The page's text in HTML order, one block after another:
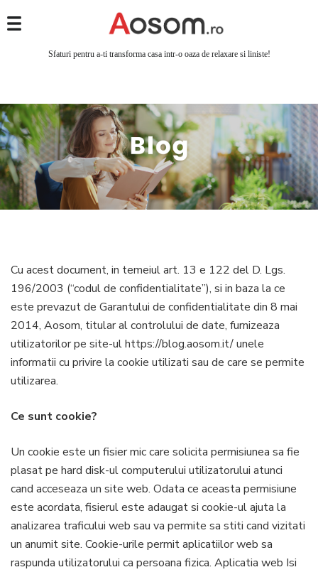
Sfaturi pentru a-ti transforma casa intr-o oaza de relaxare si liniste!
Cu acest document, in temeiul art. 13 e 122 del D. Lgs.
196/2003 (“codul de confidentialitate”), si in baza la ce
este prevazut de Garantului de confidentialitate din 8 mai
2014, Aosom, titular al controlului de date, furnizeaza
utilizatorilor pe site-ul https://blog.aosom.it/ unele
informatii cu privire la cookie utilizati sau de care se permite
utilizarea.
Ce sunt cookie?
Un cookie este un fisier mic care solicita permisiunea sa fie
plasat pe hard disk-ul computerului utilizatorului atunci
cand acceseaza un site web. Odata ce aceasta permisiune
este acordata, fisierul este adaugat si cookie-ul ajuta la
analizarea traficului web sau va permite sa stiti cand vizitati
un anumit site. Cookie-urile permit aplicatiilor web sa
raspunda utilizatorului ca persoana fizica. Aplicatia web Isi